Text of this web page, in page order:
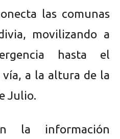
las comunas
movilizando a
hasta el
a la altura de la
Julio.
la información